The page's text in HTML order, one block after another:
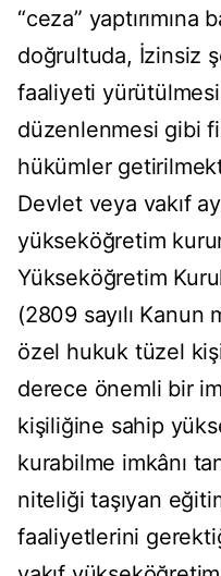
“ceza” yaptırımına
doğrultuda, İzinsiz
faaliyeti
düzenlenmesi gibi
hükümler
Devlet veya vakıf
yükseköğretim
Yükseköğretim
(2809 sayılı Kanun
özel hukuk tüzel
derece önemli bir
kişiliğine sahip
kurabilme imkânı
niteliği taşıyan
faaliyetlerini